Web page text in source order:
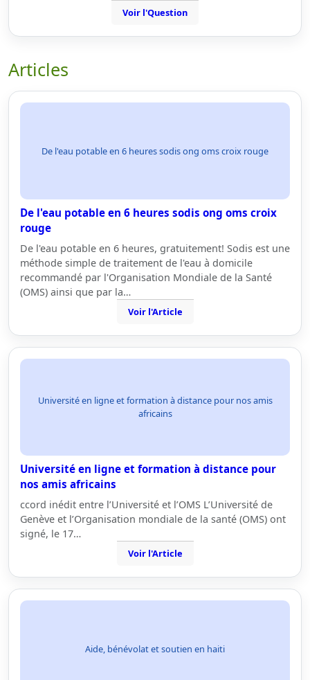
Voir l'Question
Articles
De l'eau potable en 6 heures sodis ong oms croix rouge
De l'eau potable en 6 heures sodis ong oms croix
rouge
De l'eau potable en 6 heures, gratuitement! Sodis est une
méthode simple de traitement de l'eau à domicile
recommandé par l'Organisation Mondiale de la Santé
(OMS) ainsi que par la…
Voir l'Article
Université en ligne et formation à distance pour nos amis
africains
Université en ligne et formation à distance pour
nos amis africains
ccord inédit entre l’Université et l’OMS L’Université de
Genève et l’Organisation mondiale de la santé (OMS) ont
signé, le 17…
Voir l'Article
Aide, bénévolat et soutien en haiti